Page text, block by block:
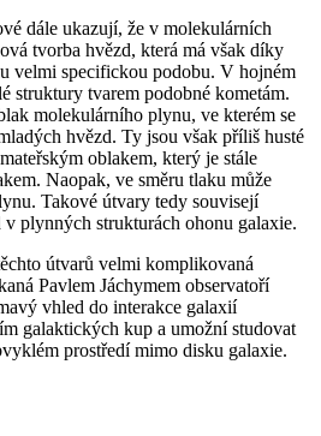
dále ukazují, že v molekulárních
tvorba hvězd, která má však díky
velmi specifickou podobu. V hojném
struktury tvarem podobné kometám.
molekulárního plynu, ve kterém se
hvězd. Ty jsou však příliš husté
oblakem, který je stále
Naopak, ve směru tlaku může
Takové útvary tedy souvisejí
plynných strukturách ohonu galaxie.
útvarů velmi komplikovaná
Pavlem Jáchymem observatoří
vhled do interakce galaxií
galaktických kup a umožní studovat
prostředí mimo disku galaxie.